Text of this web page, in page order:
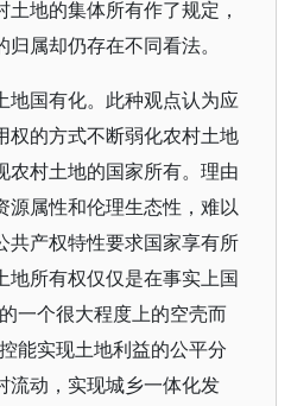
地的集体所有作了规定，
属却仍存在不同看法。
地国有化。此种观点认为应
权的方式不断弱化农村土地
农村土地的国家所有。理由
源属性和伦理生态性，难以
共产权特性要求国家享有所
地所有权仅仅是在事实上国
一个很大程度上的空壳而
能实现土地利益的公平分
流动，实现城乡一体化发